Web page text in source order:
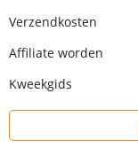
Verzendkosten
Affiliate worden
Kweekgids